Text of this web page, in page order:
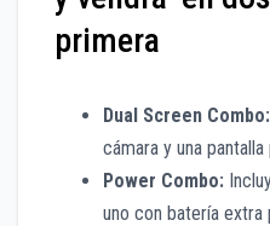
primera
Dual Screen Combo:
cámara y una
Power Combo:
uno con batería